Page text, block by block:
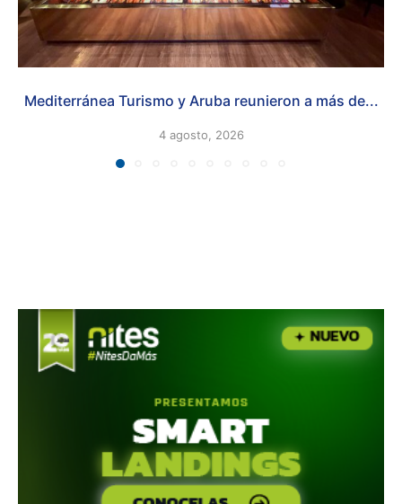
Mediterránea Turismo y Aruba reunieron a más de...
4 agosto, 2026